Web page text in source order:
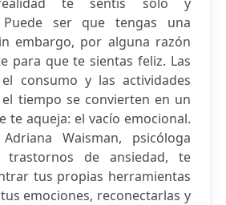
Puede ser que tengas una
embargo, por alguna razón
para que te sientas feliz. Las
consumo y las actividades
tiempo se convierten en un
te aqueja: el vacío emocional.
Waisman, psicóloga
trastornos de ansiedad, te
tus propias herramientas
emociones, reconectarlas y